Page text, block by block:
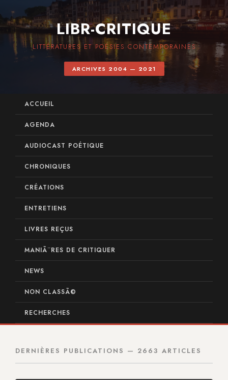
LIBR-CRITIQUE
LITTÉRATURES ET POÉSIES CONTEMPORAINES
ARCHIVES 2004 — 2021
ACCUEIL
AGENDA
AUDIOCAST POÉTIQUE
CHRONIQUES
CRÉATIONS
ENTRETIENS
LIVRES REÇUS
MANIÃ¨RES DE CRITIQUER
NEWS
NON CLASSÃ©
RECHERCHES
DERNIÈRES PUBLICATIONS — 2663 ARTICLES